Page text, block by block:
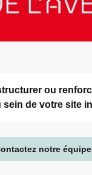
ou
sein de votre site
notre équipe